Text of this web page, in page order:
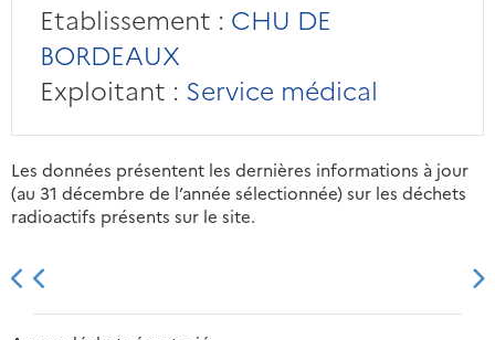
Etablissement : CHU DE
BORDEAUX
Exploitant : Service médical
Les données présentent les dernières informations à jour
(au 31 décembre de l’année sélectionnée) sur les déchets
radioactifs présents sur le site.